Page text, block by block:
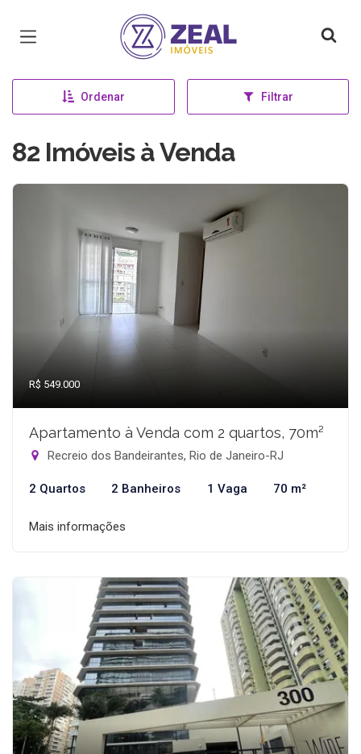
Página inicial
Ordenar Filtrar
82 Imóveis à Venda
R$ 549.000
Apartamento à Venda com 2 quartos, 70m²
Recreio dos Bandeirantes, Rio de Janeiro-RJ
2 Quartos 2 Banheiros 1 Vaga 70 m²
Mais informações